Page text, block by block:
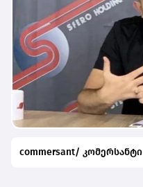
commersant/ კომერსანტი